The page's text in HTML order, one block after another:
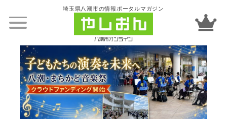
埼玉県八潮市の情報ポータルマガジン